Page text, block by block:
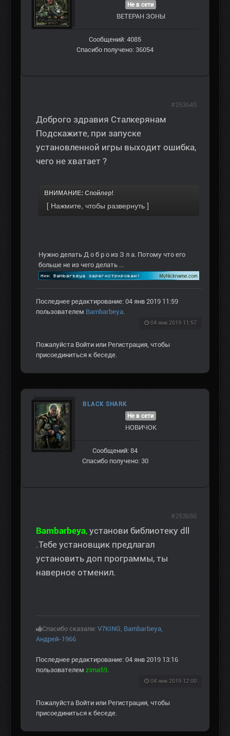
Не в сети
ВЕТЕРАН ЗOНЫ
Сообщений: 4085
Спасибо получено: 36054
Доброго здравия Сталкерянам
Подскажите, при запуске
установленной игры выходит ошибка,
чего не хватает ?
ВНИМАНИЕ: Спойлер!
Нужно делать Д о б р о из З л а. Потому что его
больше не из чего делать ...
Последнее редактирование: 04 янв 2019 11:59
пользователем Bambarbeya
04 янв 2019 11:57
#253649
Пожалуйста Войти или Регистрация , чтобы
присоединиться к беседе.
BLACK SHARK
Не в сети
НОВИЧОК
Сообщений: 84
Спасибо получено: 30
Bambarbeya, установи библиотеку dll
.Тебе установщик предлагал
установить доп программы, ты
наверное отменил.
Спасибо сказали: V7KING Bambarbeya
Андрей-1966
Последнее редактирование: 04 янв 2019 13:16
пользователем zima59
04 янв 2019 12:00
#253650
Пожалуйста Войти или Регистрация , чтобы
присоединиться к беседе.